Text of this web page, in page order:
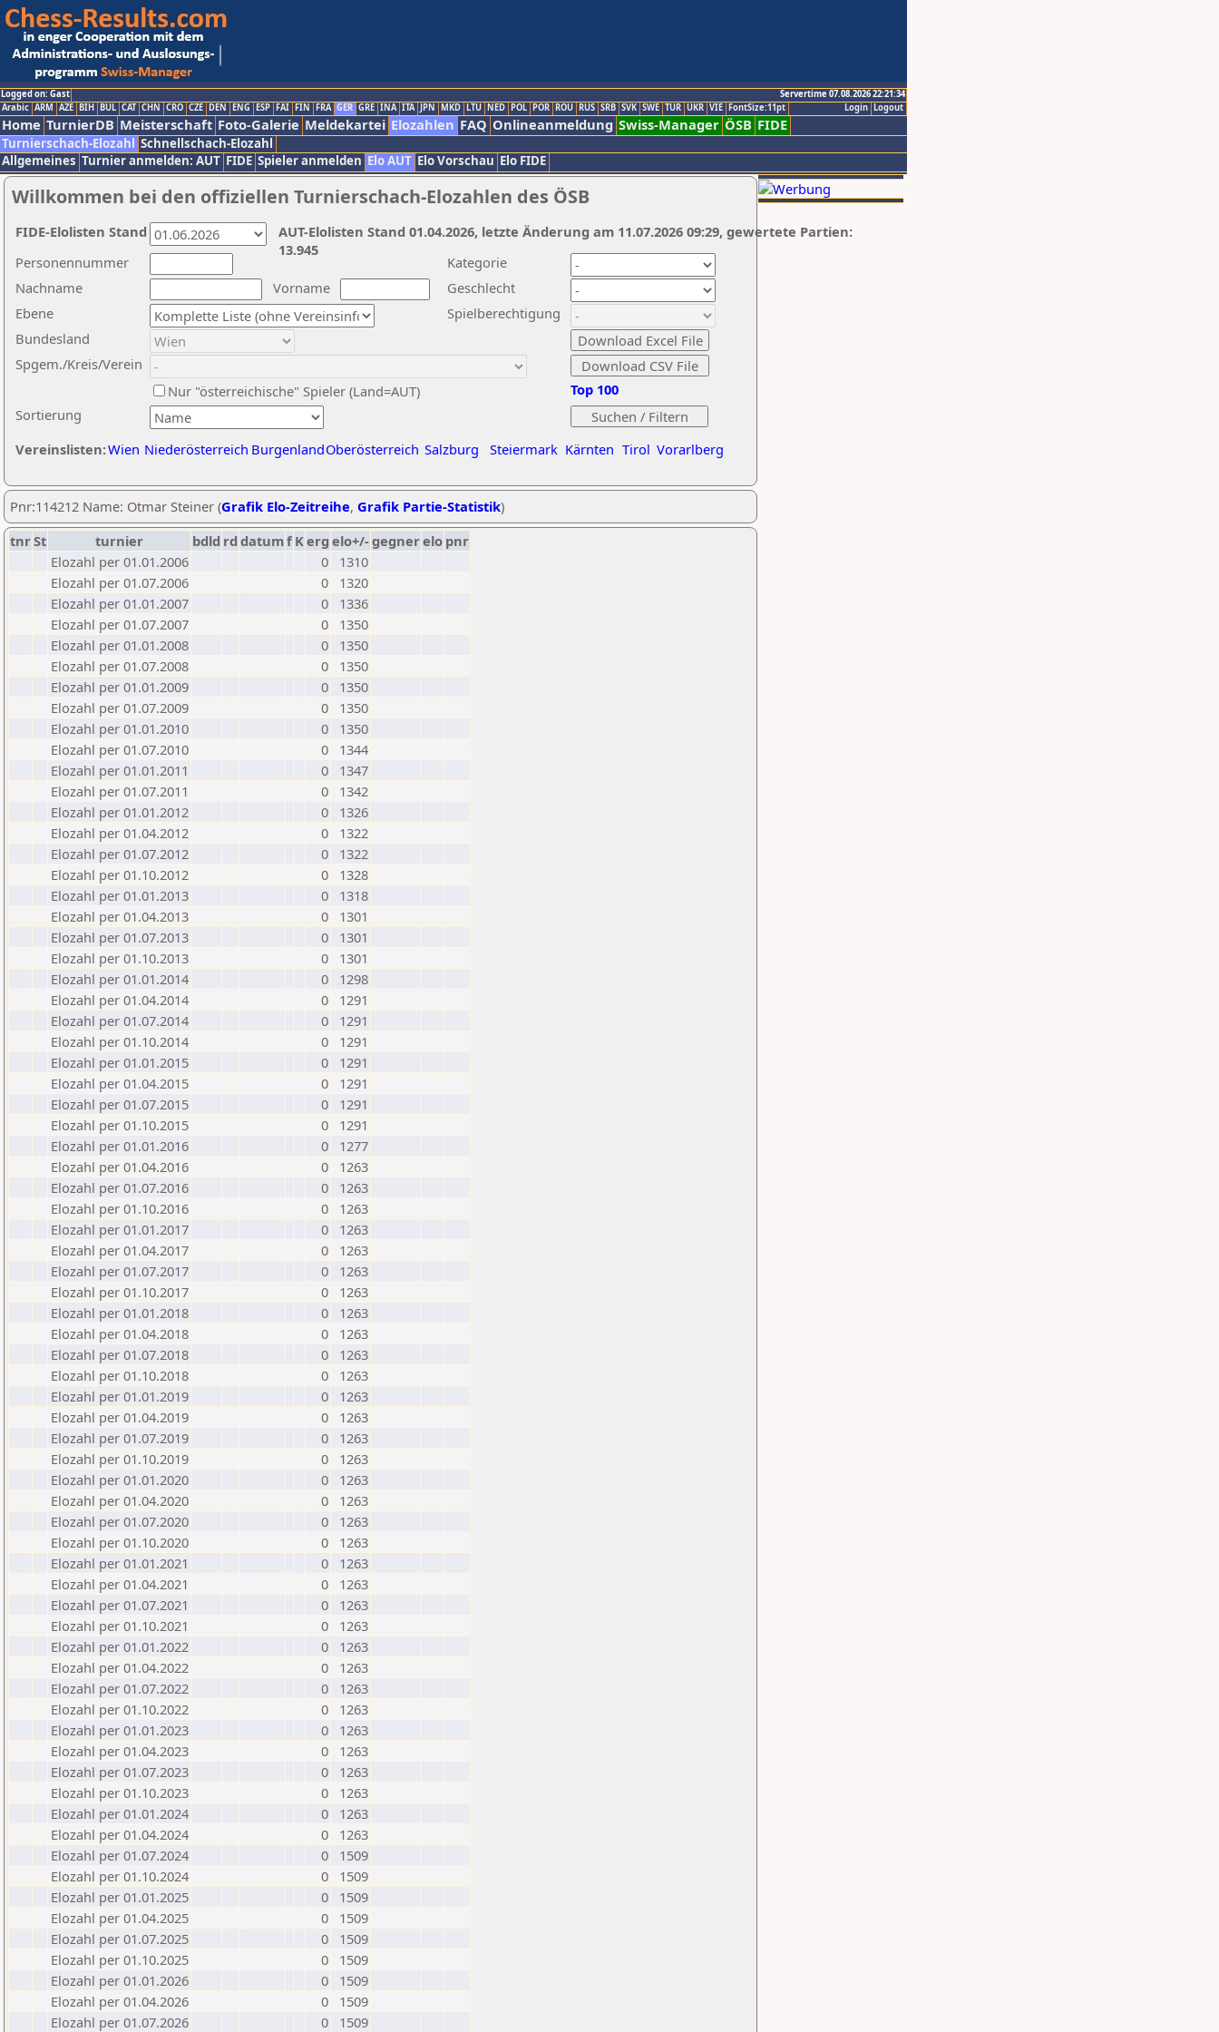
Logged on: Gast
Servertime 07.08.2026 22:21:34
Logout
Login
Arabic ARM AZE BIH BUL CAT CHN CRO CZE DEN ENG ESP FAI FIN FRA GER GRE INA ITA JPN MKD LTU NED POL POR ROU RUS SRB SVK SWE TUR UKR VIE FontSize:11pt
Home TurnierDB Meisterschaft Foto-Galerie Meldekartei Elozahlen FAQ Onlineanmeldung Swiss-Manager ÖSB FIDE
Turnierschach-Elozahl Schnellschach-Elozahl
Allgemeines Turnier anmelden: AUT FIDE Spieler anmelden Elo AUT Elo Vorschau Elo FIDE
Willkommen bei den offiziellen Turnierschach-Elozahlen des ÖSB
Nachname
Vorname
Ebene
Kategorie
Sortierung
Personennummer
Bundesland
Spgem./Kreis/Verein
Geschlecht
Nur "österreichische" Spieler (Land=AUT)
Spielberechtigung
Vereinslisten:Wien Niederösterreich BurgenlandOberösterreich Salzburg Steiermark Kärnten Tirol Vorarlberg
Top 100
AUT-Elolisten Stand 01.04.2026, letzte Änderung am 11.07.2026 09:29, gewertete Partien:
13.945
FIDE-Elolisten Stand
Pnr:114212 Name: Otmar Steiner (Grafik Elo-Zeitreihe, Grafik Partie-Statistik)
tnrSt turnier bdld rd datumf Kerg elo+/-gegnerelo pnr
Elozahl per 01.01.2006
0
1310
Elozahl per 01.07.2006
0
1320
Elozahl per 01.01.2007
0
1336
Elozahl per 01.07.2007
0
1350
Elozahl per 01.01.2008
0
1350
Elozahl per 01.07.2008
0
1350
Elozahl per 01.01.2009
0
1350
Elozahl per 01.07.2009
0
1350
Elozahl per 01.01.2010
0
1350
Elozahl per 01.07.2010
0
1344
Elozahl per 01.01.2011
0
1347
Elozahl per 01.07.2011
0
1342
Elozahl per 01.01.2012
0
1326
Elozahl per 01.04.2012
0
1322
Elozahl per 01.07.2012
0
1322
Elozahl per 01.10.2012
0
1328
Elozahl per 01.01.2013
0
1318
Elozahl per 01.04.2013
0
1301
Elozahl per 01.07.2013
0
1301
Elozahl per 01.10.2013
0
1301
Elozahl per 01.01.2014
0
1298
Elozahl per 01.04.2014
0
1291
Elozahl per 01.07.2014
0
1291
Elozahl per 01.10.2014
0
1291
Elozahl per 01.01.2015
0
1291
Elozahl per 01.04.2015
0
1291
Elozahl per 01.07.2015
0
1291
Elozahl per 01.10.2015
0
1291
Elozahl per 01.01.2016
0
1277
Elozahl per 01.04.2016
0
1263
Elozahl per 01.07.2016
0
1263
Elozahl per 01.10.2016
0
1263
Elozahl per 01.01.2017
0
1263
Elozahl per 01.04.2017
0
1263
Elozahl per 01.07.2017
0
1263
Elozahl per 01.10.2017
0
1263
Elozahl per 01.01.2018
0
1263
Elozahl per 01.04.2018
0
1263
Elozahl per 01.07.2018
0
1263
Elozahl per 01.10.2018
0
1263
Elozahl per 01.01.2019
0
1263
Elozahl per 01.04.2019
0
1263
Elozahl per 01.07.2019
0
1263
Elozahl per 01.10.2019
0
1263
Elozahl per 01.01.2020
0
1263
Elozahl per 01.04.2020
0
1263
Elozahl per 01.07.2020
0
1263
Elozahl per 01.10.2020
0
1263
Elozahl per 01.01.2021
0
1263
Elozahl per 01.04.2021
0
1263
Elozahl per 01.07.2021
0
1263
Elozahl per 01.10.2021
0
1263
Elozahl per 01.01.2022
0
1263
Elozahl per 01.04.2022
0
1263
Elozahl per 01.07.2022
0
1263
Elozahl per 01.10.2022
0
1263
Elozahl per 01.01.2023
0
1263
Elozahl per 01.04.2023
0
1263
Elozahl per 01.07.2023
0
1263
Elozahl per 01.10.2023
0
1263
Elozahl per 01.01.2024
0
1263
Elozahl per 01.04.2024
0
1263
Elozahl per 01.07.2024
0
1509
Elozahl per 01.10.2024
0
1509
Elozahl per 01.01.2025
0
1509
Elozahl per 01.04.2025
0
1509
Elozahl per 01.07.2025
0
1509
Elozahl per 01.10.2025
0
1509
Elozahl per 01.01.2026
0
1509
Elozahl per 01.04.2026
0
1509
Elozahl per 01.07.2026
0 1509